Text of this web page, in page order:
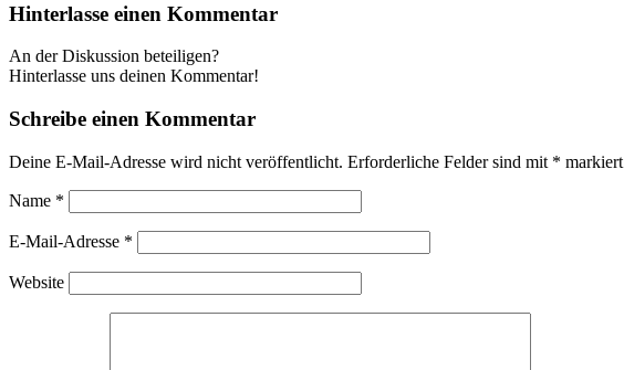
Hinterlasse einen Kommentar
An der Diskussion beteiligen?
Hinterlasse uns deinen Kommentar!
Schreibe einen Kommentar
Deine E-Mail-Adresse wird nicht veröffentlicht. Erforderliche Felder sind mit * markiert
Name *
E-Mail-Adresse *
Website